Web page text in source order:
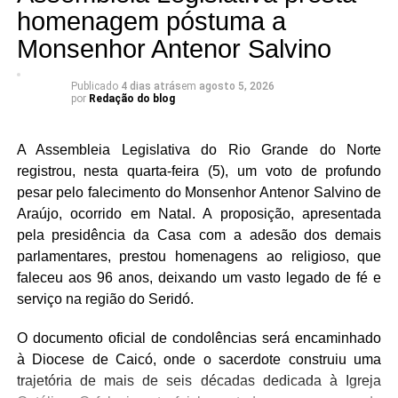
do FórumBrasileirodeSegurança mostram que o Brasil
registrou recorde de feminicídios em 2024, com 1.492
mulheres assassinadas por razões de gênero, enquanto
o AnuárioBrasileiro de Segurança Pública aponta que a
violência doméstica segue em crescimento no país. No
integração da rede de proteção e consolidar políticas
públicas que garantam às mulheres o direito de viver sem
violência.
A compatibilidade entre doador e paciente é rara, e
quanto maior o número de pessoas cadastradas no
Registro Nacional de Doadores Voluntários de Medula
Óssea (Redome), maiores são as possibilidades de
estabelecidos pelo Ministério da Saúde, e a mobilização
também reforçou a importância da doação regular de
sangue.
As condições de atendimento na rede pública também
estiveram entre as preocupações apresentadas durante a
sessão. Situações envolvendo pacientes que aguardam
exames e atendimento em condições inadequadas foram
Os deputados José Dias (PL), Cristiane Dantas (PSDB),
homenagem póstuma a
Monsenhor Antenor Salvino
Publicado 4 dias atrásem agosto 5, 2026
por Redação do blog
A Assembleia Legislativa do Rio Grande do Norte
registrou, nesta quarta-feira (5), um voto de profundo
pesar pelo falecimento do Monsenhor Antenor Salvino de
Araújo, ocorrido em Natal. A proposição, apresentada
pela presidência da Casa com a adesão dos demais
parlamentares, prestou homenagens ao religioso, que
faleceu aos 96 anos, deixando um vasto legado de fé e
serviço na região do Seridó.
O documento oficial de condolências será encaminhado
à Diocese de Caicó, onde o sacerdote construiu uma
trajetória de mais de seis décadas dedicada à Igreja